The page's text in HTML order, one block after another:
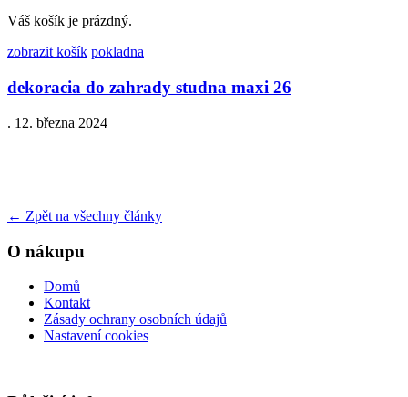
Váš košík je prázdný.
zobrazit košík pokladna
dekoracia do zahrady studna maxi 26
. 12. března 2024
← Zpět na všechny články
O nákupu
Domů
Kontakt
Zásady ochrany osobních údajů
Nastavení cookies